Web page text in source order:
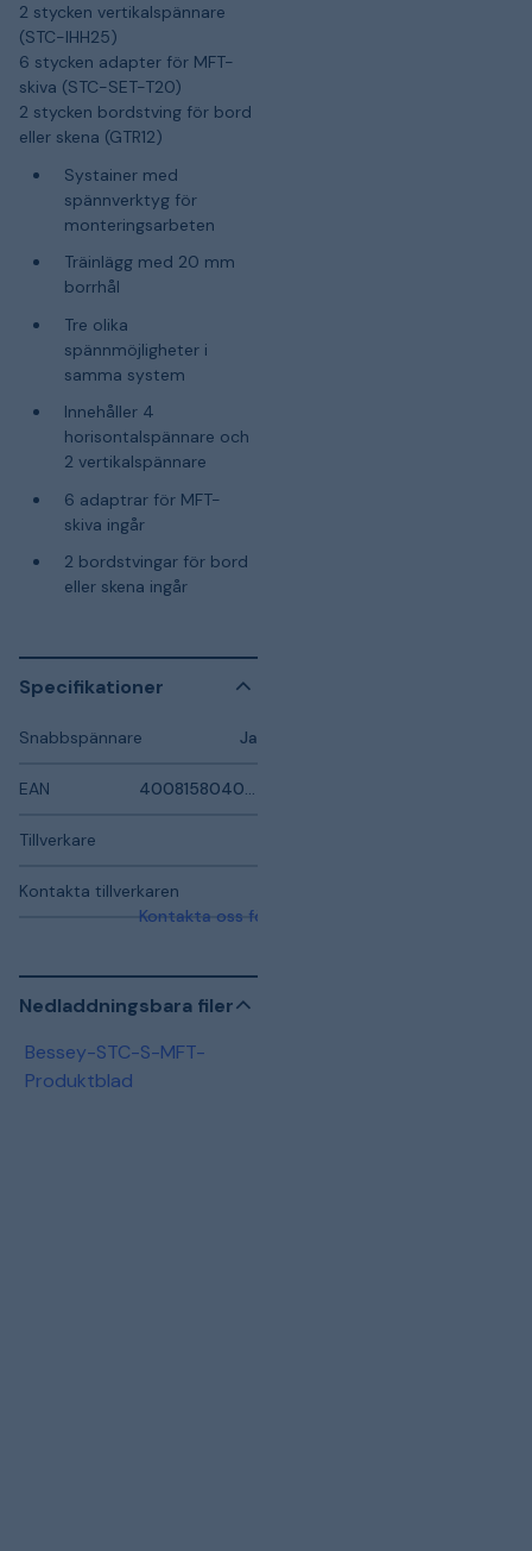
2 stycken vertikalspännare
(STC-IHH25)
6 stycken adapter för MFT-
skiva (STC-SET-T20)
2 stycken bordstving för bord
eller skena (GTR12)
Systainer med
spännverktyg för
monteringsarbeten
Träinlägg med 20 mm
borrhål
Tre olika
spännmöjligheter i
samma system
Innehåller 4
horisontalspännare och
2 vertikalspännare
6 adaptrar för MFT-
skiva ingår
2 bordstvingar för bord
eller skena ingår
Specifikationer
Snabbspännare Ja
EAN 4008158040691
Tillverkare
Kontakta tillverkaren
Kontakta oss för mer information
Nedladdningsbara filer
Bessey-STC-S-MFT-
Produktblad